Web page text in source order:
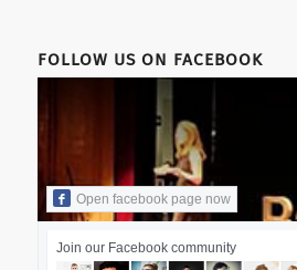
FOLLOW US ON FACEBOOK
Open facebook page now
Join our Facebook community